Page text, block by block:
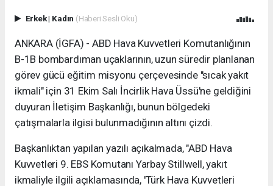
Erkek| Kadın (Haberi Sesli Oku)
ANKARA (İGFA) - ABD Hava Kuvvetleri Komutanlığının
B-1B bombardıman uçaklarının, uzun süredir planlanan
görev gücü eğitim misyonu çerçevesinde "sıcak yakıt
ikmali" için 31 Ekim Salı İncirlik Hava Üssü'ne geldiğini
duyuran İletişim Başkanlığı, bunun bölgedeki
çatışmalarla ilgisi bulunmadığının altını çizdi.
Başkanlıktan yapılan yazılı açıkalmada, "ABD Hava
Kuvvetleri 9. EBS Komutanı Yarbay Stillwell, yakıt
ikmaliyle ilgili açıklamasında, 'Türk Hava Kuvvetleri